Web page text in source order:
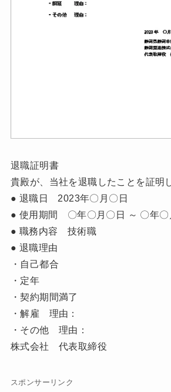
退職証明書
貴殿が、当社を退職したことを証明
● 退職日 2023年〇月〇日
● 使用期間 〇年〇月〇日 ～ 〇年〇
● 職務内容 技術職
● 退職理由
・自己都合
・定年
・契約期間満了
・解雇 理由：
・その他 理由：
株式会社 代表取締役
スポンサーリンク